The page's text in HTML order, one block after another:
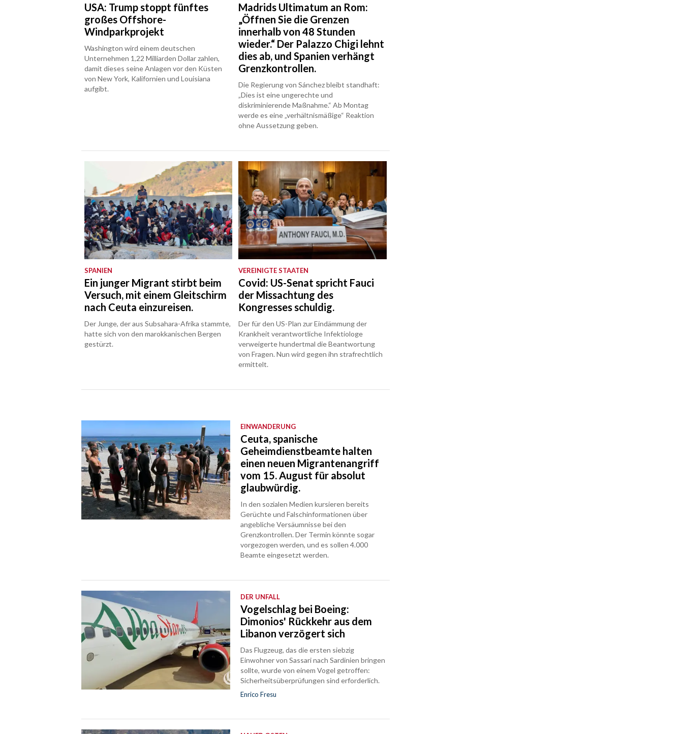
USA: Trump stoppt fünftes
großes Offshore-
Windparkprojekt
Washington wird einem deutschen
Unternehmen 1,22 Milliarden Dollar zahlen,
damit dieses seine Anlagen vor den Küsten
von New York, Kalifornien und Louisiana
aufgibt.
Madrids Ultimatum an Rom:
„Öffnen Sie die Grenzen
innerhalb von 48 Stunden
wieder.“ Der Palazzo Chigi lehnt
dies ab, und Spanien verhängt
Grenzkontrollen.
Die Regierung von Sánchez bleibt standhaft:
„Dies ist eine ungerechte und
diskriminierende Maßnahme.“ Ab Montag
werde es eine „verhältnismäßige“ Reaktion
ohne Aussetzung geben.
SPANIEN
Ein junger Migrant stirbt beim
Versuch, mit einem Gleitschirm
nach Ceuta einzureisen.
Der Junge, der aus Subsahara-Afrika stammte,
hatte sich von den marokkanischen Bergen
gestürzt.
VEREINIGTE STAATEN
Covid: US-Senat spricht Fauci
der Missachtung des
Kongresses schuldig.
Der für den US-Plan zur Eindämmung der
Krankheit verantwortliche Infektiologe
verweigerte hundertmal die Beantwortung
von Fragen. Nun wird gegen ihn strafrechtlich
ermittelt.
EINWANDERUNG
Ceuta, spanische
Geheimdienstbeamte halten
einen neuen Migrantenangriff
vom 15. August für absolut
glaubwürdig.
In den sozialen Medien kursieren bereits
Gerüchte und Falschinformationen über
angebliche Versäumnisse bei den
Grenzkontrollen. Der Termin könnte sogar
vorgezogen werden, und es sollen 4.000
Beamte eingesetzt werden.
DER UNFALL
Vogelschlag bei Boeing:
Dimonios' Rückkehr aus dem
Libanon verzögert sich
Das Flugzeug, das die ersten siebzig
Einwohner von Sassari nach Sardinien bringen
sollte, wurde von einem Vogel getroffen:
Sicherheitsüberprüfungen sind erforderlich.
Enrico Fresu